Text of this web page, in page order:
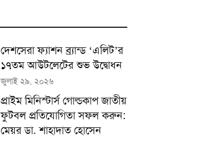
দেশসেরা ফ্যাশন ব্র্যান্ড ‘এলিট’র
১৭তম আউটলেটের শুভ উদ্বোধন
জুলাই ২৯, ২০২৬
প্রাইম মিনিস্টার্স গোল্ডকাপ জাতীয়
ফুটবল প্রতিযোগিতা সফল করুন:
মেয়র ডা. শাহাদাত হোসেন